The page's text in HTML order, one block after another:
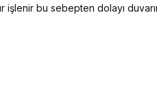
işlenir bu sebepten dolayı